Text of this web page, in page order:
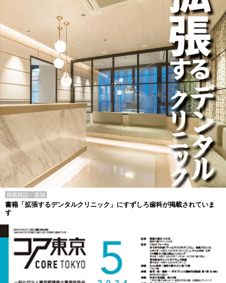
掲載雑誌・書籍
書籍「拡張するデンタルクリニック」にすずしろ歯科が掲載されていま
す